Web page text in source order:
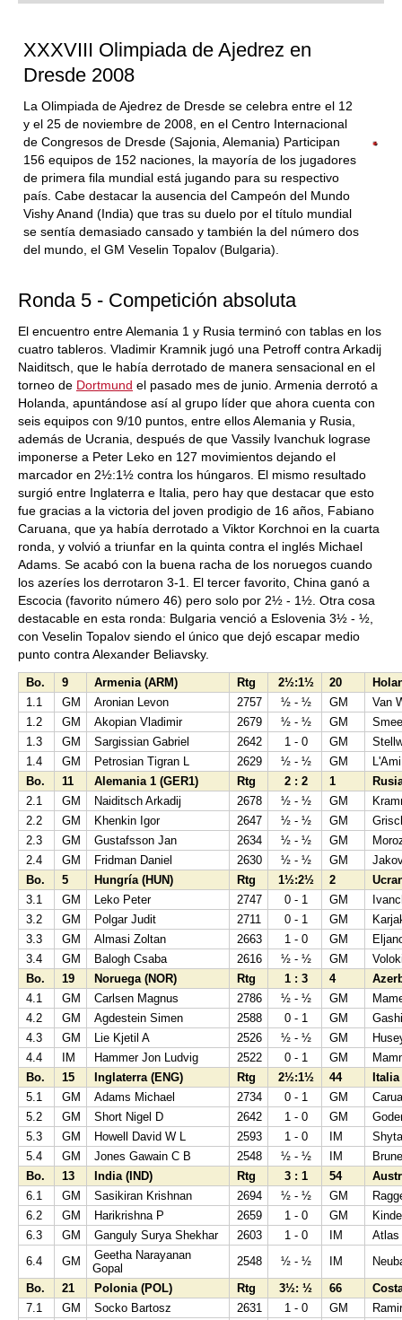
train more efficiently, intelligently and with a
XXXVIII Olimpiada de Ajedrez en
Dresde 2008
La Olimpiada de Ajedrez de Dresde se celebra entre el 12
y el 25 de noviembre de 2008, en el Centro Internacional
de Congresos de Dresde (Sajonia, Alemania) Participan
156 equipos de 152 naciones, la mayoría de los jugadores
de primera fila mundial está jugando para su respectivo
país. Cabe destacar la ausencia del Campeón del Mundo
Vishy Anand (India) que tras su duelo por el título mundial
se sentía demasiado cansado y también la del número dos
del mundo, el GM Veselin Topalov (Bulgaria).
Ronda 5 - Competición absoluta
El encuentro entre Alemania 1 y Rusia terminó con tablas en los
cuatro tableros. Vladimir Kramnik jugó una Petroff contra Arkadij
Naiditsch, que le había derrotado de manera sensacional en el
torneo de Dortmund el pasado mes de junio. Armenia derrotó a
Holanda, apuntándose así al grupo líder que ahora cuenta con
seis equipos con 9/10 puntos, entre ellos Alemania y Rusia,
además de Ucrania, después de que Vassily Ivanchuk lograse
imponerse a Peter Leko en 127 movimientos dejando el
marcador en 2½:1½ contra los húngaros. El mismo resultado
surgió entre Inglaterra e Italia, pero hay que destacar que esto
fue gracias a la victoria del joven prodigio de 16 años, Fabiano
Caruana, que ya había derrotado a Viktor Korchnoi en la cuarta
ronda, y volvió a triunfar en la quinta contra el inglés Michael
Adams. Se acabó con la buena racha de los noruegos cuando
los azeríes los derrotaron 3-1. El tercer favorito, China ganó a
Escocia (favorito número 46) pero solo por 2½ - 1½. Otra cosa
destacable en esta ronda: Bulgaria venció a Eslovenia 3½ - ½,
con Veselin Topalov siendo el único que dejó escapar medio
punto contra Alexander Beliavsky.
Bo. 9 Armenia (ARM) Rtg 2½:1½ 20
1.1
GM Aronian Levon 2757 ½ - ½ GM
Van
1.2
GM Akopian Vladimir 2679 ½ - ½ GM
1.3
GM Sargissian Gabriel 2642 1 - 0 GM
1.4
GM Petrosian Tigran L 2629 ½ - ½ GM
Bo.
11 Alemania 1 (GER1) Rtg 2 : 2 1
2.1
GM Naiditsch Arkadij 2678 ½ - ½ GM
2.2
GM Khenkin Igor 2647 ½ - ½ GM
2.3
GM Gustafsson Jan 2634 ½ - ½ GM
2.4
GM Fridman Daniel 2630 ½ - ½ GM
Bo.
5 Hungría (HUN) Rtg 1½:2½ 2
3.1
GM Leko Peter 2747 0 - 1 GM
3.2
GM Polgar Judit 2711 0 - 1 GM
3.3
GM Almasi Zoltan 2663 1 - 0 GM
3.4
GM Balogh Csaba 2616 ½ - ½ GM
Bo.
19 Noruega (NOR) Rtg 1 : 3 4
4.1
GM Carlsen Magnus 2786 ½ - ½ GM
4.2
GM Agdestein Simen 2588 0 - 1 GM
4.3
GM Lie Kjetil A 2526 ½ - ½ GM
4.4
IM Hammer Jon Ludvig 2522 0 - 1 GM
Bo.
15 Inglaterra (ENG) Rtg 2½:1½ 44
5.1
GM Adams Michael 2734 0 - 1 GM
5.2
GM Short Nigel D 2642 1 - 0 GM
5.3
GM Howell David W L 2593 1 - 0 IM
5.4
GM Jones Gawain C B 2548 ½ - ½ IM
Bo.
13 India (IND) Rtg 3 : 1 54
6.1
GM Sasikiran Krishnan 2694 ½ - ½ GM
6.2
GM Harikrishna P 2659 1 - 0 GM
6.3
GM Ganguly Surya Shekhar 2603 1 - 0 IM
Atlas
6.4
GM
Geetha Narayanan
Gopal
2548 ½ - ½ IM
Bo.
21 Polonia (POL) Rtg 3½: ½ 66
7.1
GM Socko Bartosz 2631 1 - 0 GM